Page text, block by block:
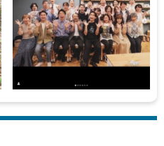
知らせについて
採用候補者試験（行政
びネットあいち